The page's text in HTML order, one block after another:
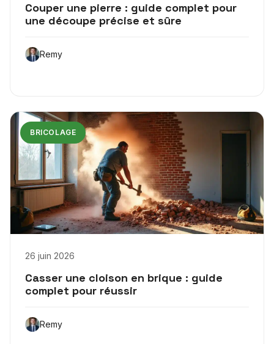
Couper une pierre : guide complet pour
une découpe précise et sûre
Remy
BRICOLAGE
26 juin 2026
Casser une cloison en brique : guide
complet pour réussir
Remy